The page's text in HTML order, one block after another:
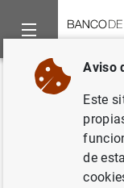
Inicio Noticias y
Volver
El Banco
Entidad
Aviso
Este
de